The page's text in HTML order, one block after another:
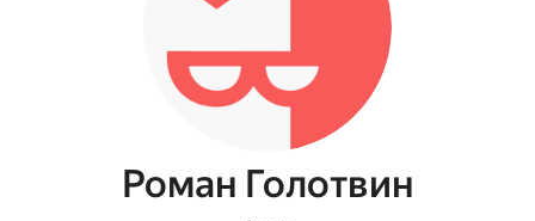
Роман Голотвин